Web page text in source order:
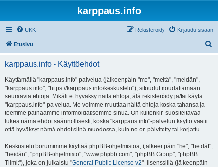
karppaus.info
UKK Kirjaudu sisään
Rekisteröidy
Etusivu
karppaus.info - Käyttöehdot
Käyttämällä "karppaus.info" palvelua (jälkeenpäin "me", "meitä", "meidän",
"karppaus.info", "https://karppaus.info/keskustelu"), sitoudut noudattamaan
seuraavia ehtoja. Mikäli et hyväksy näitä ehtoja, älä rekisteröidy ja/tai käytä
"karppaus.info"-palvelua. Me voimme muuttaa näitä ehtoja koska tahansa ja
teemme parhaamme informoidaksemme sinua. On kuitenkin suositeltavaa
lukea nämä ehdot säännöllisesti, koska "karppaus.info"-palvelun käyttö vaatii
että hyväksyt nämä ehdot siinä muodossa, kuin ne on päivitetty tai korjattu.
Keskustelufoorumimme käyttää phpBB-ohjelmistoa, (jälkeenpäin "he", "heidät",
"heidän", "phpBB-ohjelmisto", "www.phpbb.com", "phpBB Group", "phpBB
Tiimit"), joka on julkaistu "General Public License v2" -lisenssillä (jälkeenpäin